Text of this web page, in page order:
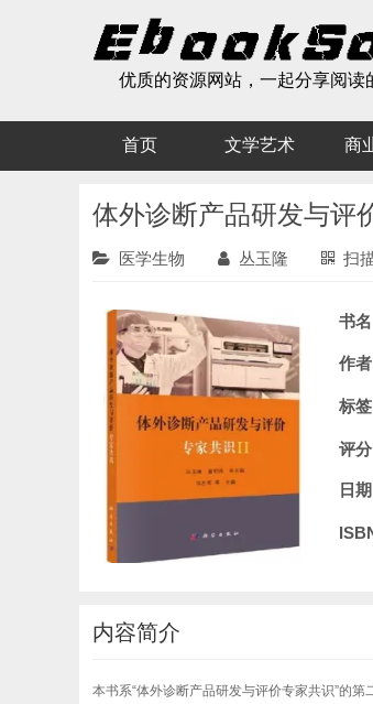
优质的资源网站，一起分享阅读
首页 文学艺术 商
体外诊断产品研发与评
医学生物 丛玉隆 扫
书名
作者
标签
评分
日期
内容简介
本书系“体外诊断产品研发与评价专家共识”的